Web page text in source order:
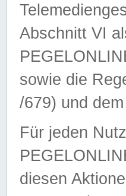
Abschnitt VI
sowie die
/679) und
Für jeden
diesen